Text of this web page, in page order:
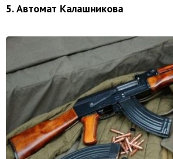
5. Автомат Калашникова